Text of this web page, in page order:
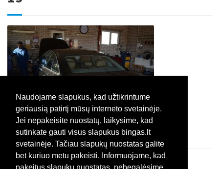
Naudojame slapukus, kad užtikrintume
geriausią patirtį mūsų interneto svetainėje.
Jei nepakeisite nuostatų, laikysime, kad
sutinkate gauti visus slapukus bingas.lt
svetainėje. Tačiau slapukų nuostatas galite
bet kuriuo metu pakeisti. Informuojame, kad
pakeitus slapukų nuostatas, nebegalėsime